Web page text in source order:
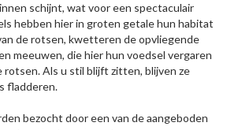
schijnt, wat voor een spectaculair
hebben hier in groten getale hun habitat
de rotsen, kwetteren de opvliegende
meeuwen, die hier hun voedsel vergaren
rotsen. Als u stil blijft zitten, blijven ze
fladderen.
bezocht door een van de aangeboden